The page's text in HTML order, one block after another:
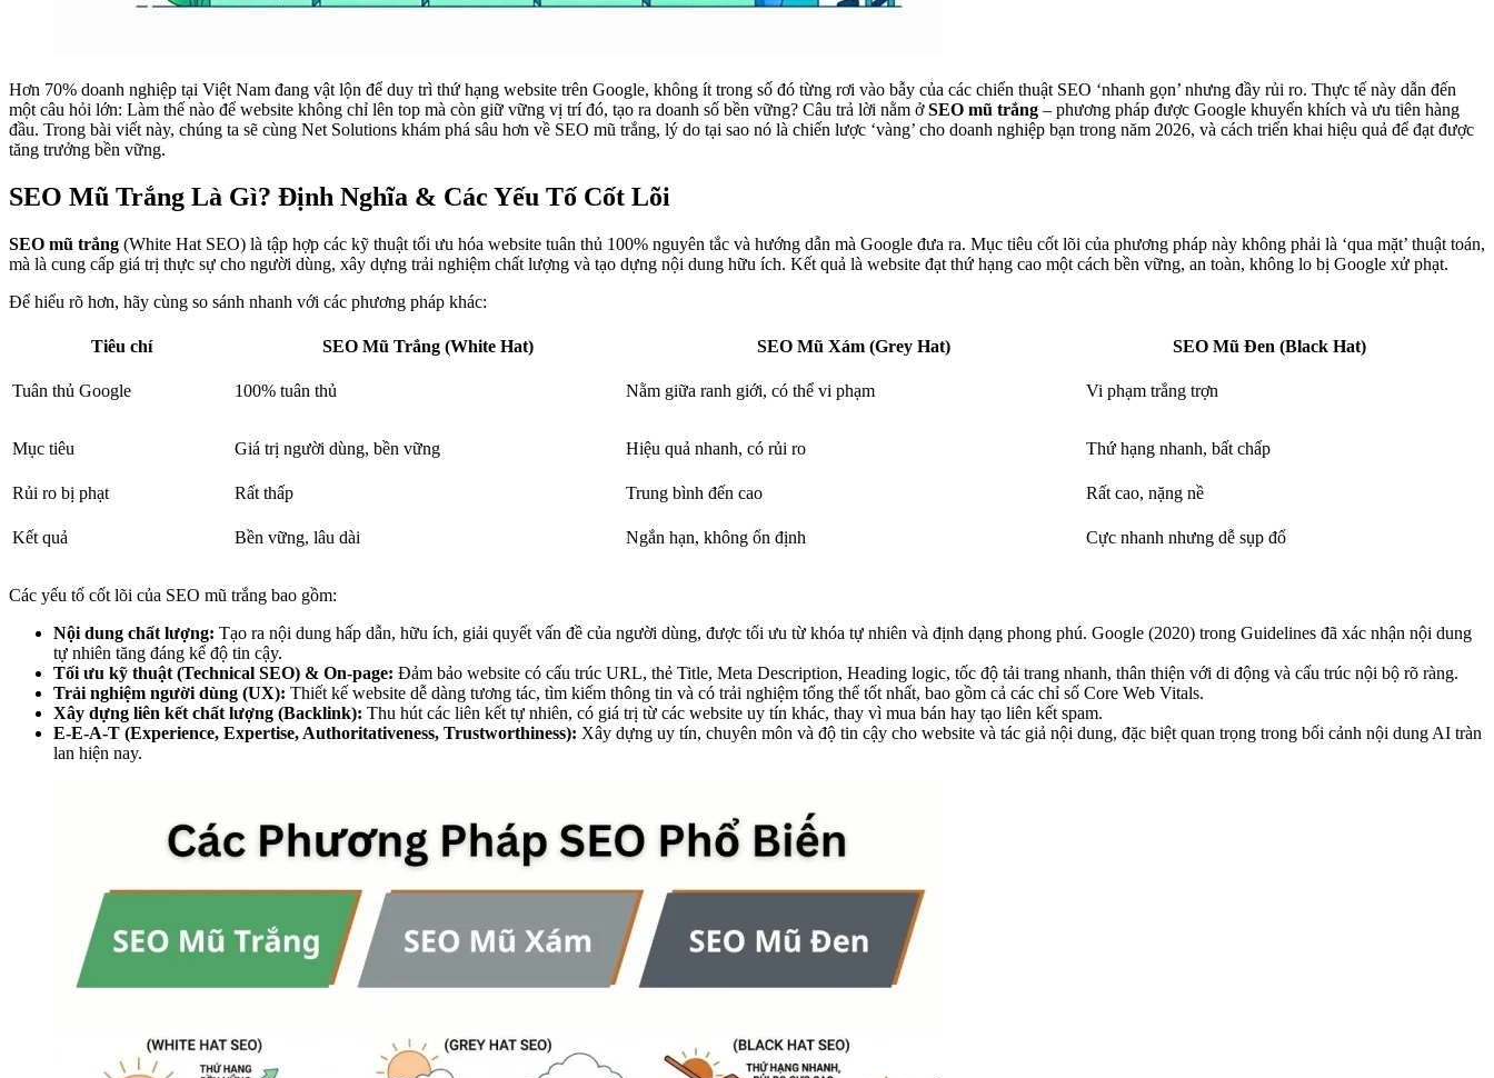
Hơn 70% doanh nghiệp tại Việt Nam đang vật lộn để duy trì thứ hạng website trên Google, không ít trong số đó từng rơi vào bẫy của các chiến thuật SEO ‘nhanh gọn’ nhưng đầy rủi ro. Thực tế này dẫn đến
một câu hỏi lớn: Làm thế nào để website không chỉ lên top mà còn giữ vững vị trí đó, tạo ra doanh số bền vững? Câu trả lời nằm ởSEO mũ trắng – phương pháp được Google khuyến khích và ưu tiên hàng
đầu. Trong bài viết này, chúng ta sẽ cùng Net Solutions khám phá sâu hơn về SEO mũ trắng, lý do tại sao nó là chiến lược ‘vàng’ cho doanh nghiệp bạn trong năm 2026, và cách triển khai hiệu quả để đạt được
tăng trưởng bền vững.
SEO Mũ Trắng Là Gì? Định Nghĩa & Các Yếu Tố Cốt Lõi
SEO mũ trắng (White Hat SEO) là tập hợp các kỹ thuật tối ưu hóa website tuân thủ 100% nguyên tắc và hướng dẫn mà Google đưa ra. Mục tiêu cốt lõi của phương pháp này không phải là ‘qua mặt’ thuật toán,
mà là cung cấp giá trị thực sự cho người dùng, xây dựng trải nghiệm chất lượng và tạo dựng nội dung hữu ích. Kết quả là website đạt thứ hạng cao một cách bền vững, an toàn, không lo bị Google xử phạt.
Để hiểu rõ hơn, hãy cùng so sánh nhanh với các phương pháp khác:
Tiêu chí SEO Mũ Trắng (White Hat) SEO Mũ Xám (Grey Hat) SEO Mũ Đen (Black Hat)
Tuân thủ Google 100% tuân thủ Nằm giữa ranh giới, có thể vi phạm Vi phạm trắng trợn
Mục tiêu Giá trị người dùng, bền vững Hiệu quả nhanh, có rủi ro Thứ hạng nhanh, bất chấp
Rủi ro bị phạt Rất thấp Trung bình đến cao Rất cao, nặng nề
Kết quả Bền vững, lâu dài Ngắn hạn, không ổn định Cực nhanh nhưng dễ sụp đổ
Các yếu tố cốt lõi của SEO mũ trắng bao gồm:
Nội dung chất lượng: Tạo ra nội dung hấp dẫn, hữu ích, giải quyết vấn đề của người dùng, được tối ưu từ khóa tự nhiên và định dạng phong phú. Google (2020) trong Guidelines đã xác nhận nội dung
tự nhiên tăng đáng kể độ tin cậy.
Tối ưu kỹ thuật (Technical SEO) & On-page: Đảm bảo website có cấu trúc URL, thẻ Title, Meta Description, Heading logic, tốc độ tải trang nhanh, thân thiện với di động và cấu trúc nội bộ rõ ràng.
Trải nghiệm người dùng (UX): Thiết kế website dễ dàng tương tác, tìm kiếm thông tin và có trải nghiệm tổng thể tốt nhất, bao gồm cả các chỉ số Core Web Vitals.
Xây dựng liên kết chất lượng (Backlink): Thu hút các liên kết tự nhiên, có giá trị từ các website uy tín khác, thay vì mua bán hay tạo liên kết spam.
E-E-A-T (Experience, Expertise, Authoritativeness, Trustworthiness): Xây dựng uy tín, chuyên môn và độ tin cậy cho website và tác giả nội dung, đặc biệt quan trọng trong bối cảnh nội dung AI tràn
lan hiện nay.